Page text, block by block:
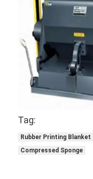
Rumah
Produk
Video
Tentang kami
Kontrol kualitas
Hubungi kami
Tag:
Rubber Printing Blanket
Compressed Sponge